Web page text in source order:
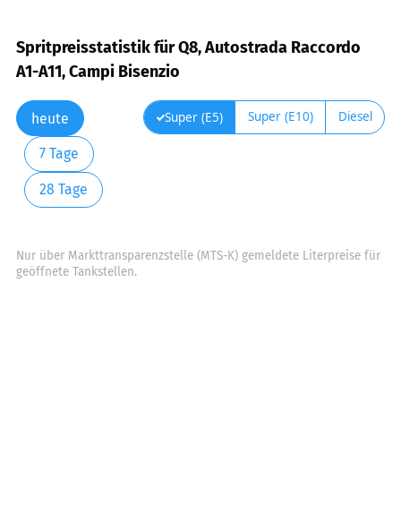
Spritpreisstatistik für Q8, Autostrada Raccordo
A1-A11, Campi Bisenzio
heute
7 Tage
28 Tage
Super (E5) Super (E10) Diesel
Nur über Markttransparenzstelle (MTS-K) gemeldete Literpreise für
geöffnete Tankstellen.